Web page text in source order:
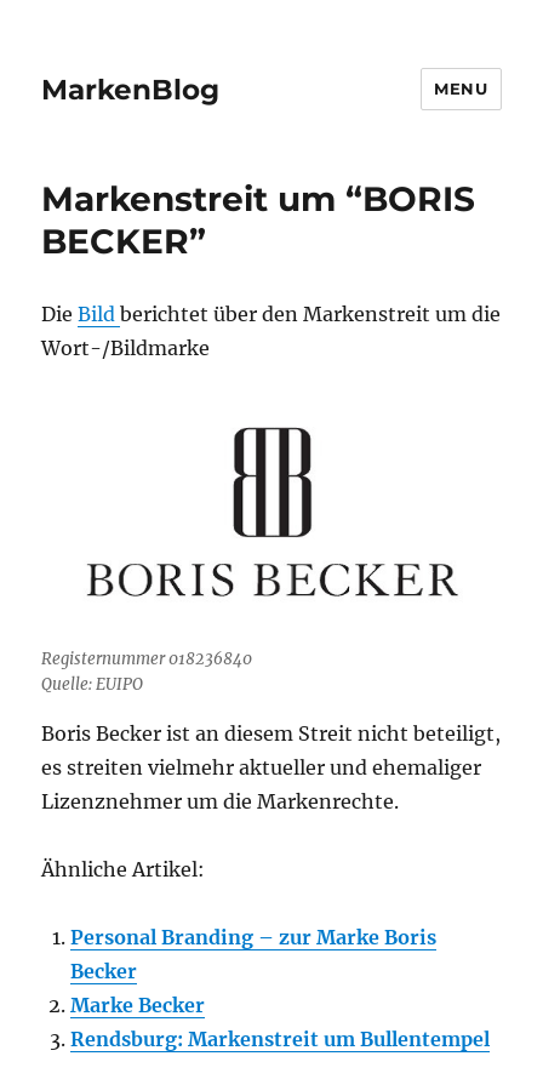
MarkenBlog MENU
Markenstreit um “BORIS
BECKER”
DieBildberichtet über den Markenstreit um die
Wort-/Bildmarke
Registernummer 018236840
Quelle: EUIPO
Boris Becker ist an diesem Streit nicht beteiligt,
es streiten vielmehr aktueller und ehemaliger
Lizenznehmer um die Markenrechte.
Ähnliche Artikel:
Personal Branding – zur Marke Boris
Becker
Marke Becker
Rendsburg: Markenstreit um Bullentempel